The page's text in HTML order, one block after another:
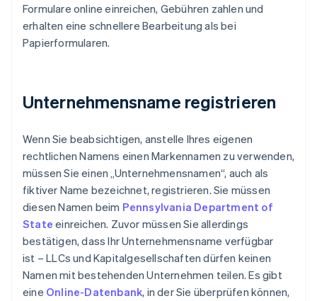
Formulare online einreichen, Gebühren zahlen und
erhalten eine schnellere Bearbeitung als bei
Papierformularen.
Unternehmensname registrieren
Wenn Sie beabsichtigen, anstelle Ihres eigenen
rechtlichen Namens einen Markennamen zu verwenden,
müssen Sie einen „Unternehmensnamen“, auch als
fiktiver Name bezeichnet, registrieren. Sie müssen
diesen Namen beim Pennsylvania Department of
State einreichen. Zuvor müssen Sie allerdings
bestätigen, dass Ihr Unternehmensname verfügbar
ist – LLCs und Kapitalgesellschaften dürfen keinen
Namen mit bestehenden Unternehmen teilen. Es gibt
eine Online-Datenbank, in der Sie überprüfen können,